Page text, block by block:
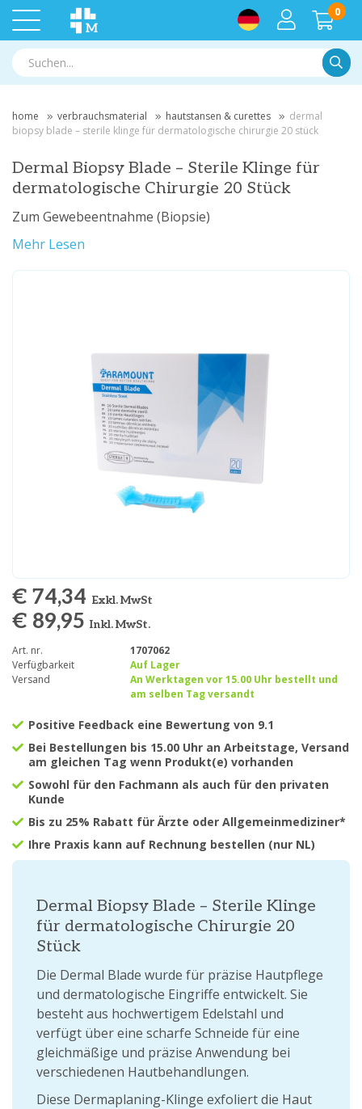
0
home verbrauchsmaterial hautstansen & curettes
dermal
biopsy blade – sterile klinge für dermatologische chirurgie 20 stück
Dermal Biopsy Blade – Sterile Klinge für
dermatologische Chirurgie 20 Stück
Zum Gewebeentnahme (Biopsie)
Mehr Lesen
€ 74,34 Exkl. MwSt
€ 89,95 Inkl. MwSt.
Art. nr.
1707062
Verfügbarkeit
Auf Lager
Versand
An Werktagen vor 15.00 Uhr bestellt und
am selben Tag versandt
Positive Feedback eine Bewertung von 9.1
Bei Bestellungen bis 15.00 Uhr an Arbeitstage, Versand
am gleichen Tag wenn Produkt(e) vorhanden
Sowohl für den Fachmann als auch für den privaten
Kunde
Bis zu 25% Rabatt für Ärzte oder Allgemeinmediziner*
Ihre Praxis kann auf Rechnung bestellen (nur NL)
Dermal Biopsy Blade – Sterile Klinge
für dermatologische Chirurgie 20
Stück
Die Dermal Blade wurde für präzise Hautpflege
und dermatologische Eingriffe entwickelt. Sie
besteht aus hochwertigem Edelstahl und
verfügt über eine scharfe Schneide für eine
gleichmäßige und präzise Anwendung bei
verschiedenen Hautbehandlungen.
Diese Dermaplaning-Klinge exfoliert die Haut